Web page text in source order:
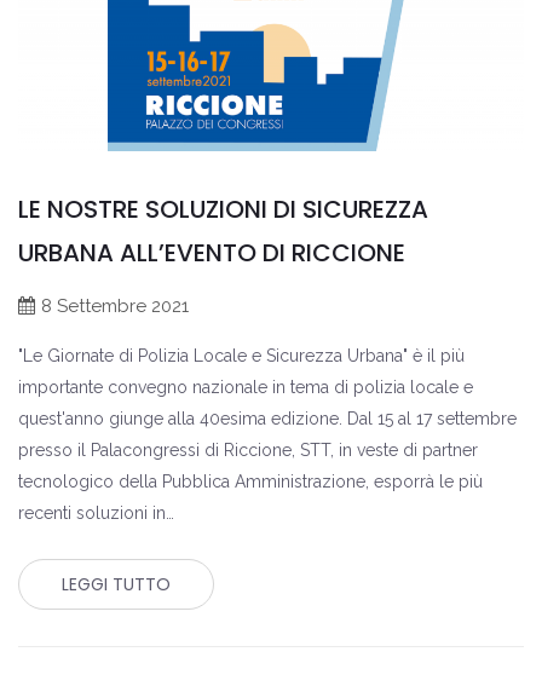
LE NOSTRE SOLUZIONI DI SICUREZZA
URBANA ALL’EVENTO DI RICCIONE
8 Settembre 2021
"Le Giornate di Polizia Locale e Sicurezza Urbana" è il più
importante convegno nazionale in tema di polizia locale e
quest'anno giunge alla 40esima edizione. Dal 15 al 17 settembre
presso il Palacongressi di Riccione, STT, in veste di partner
tecnologico della Pubblica Amministrazione, esporrà le più
recenti soluzioni in…
LEGGI TUTTO